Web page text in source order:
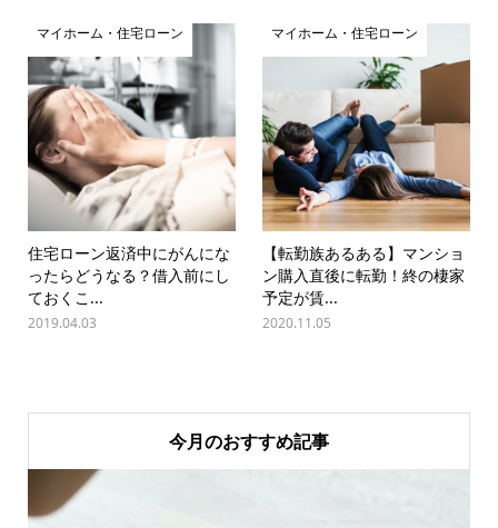
マイホーム・住宅ローン
住宅ローン返済中にがんにな
ったらどうなる？借入前にし
ておくこ...
2019.04.03
マイホーム・住宅ローン
【転勤族あるある】マンショ
ン購入直後に転勤！終の棲家
予定が賃...
2020.11.05
今月のおすすめ記事